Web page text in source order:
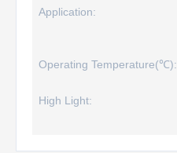
Application:
Operating Temperature(℃):
High Light: